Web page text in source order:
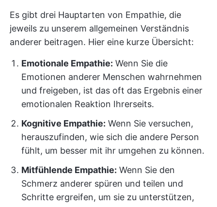
Es gibt drei Hauptarten von Empathie, die
jeweils zu unserem allgemeinen Verständnis
anderer beitragen. Hier eine kurze Übersicht:
Emotionale Empathie: Wenn Sie die
Emotionen anderer Menschen wahrnehmen
und freigeben, ist das oft das Ergebnis einer
emotionalen Reaktion Ihrerseits.
Kognitive Empathie: Wenn Sie versuchen,
herauszufinden, wie sich die andere Person
fühlt, um besser mit ihr umgehen zu können.
Mitfühlende Empathie: Wenn Sie den
Schmerz anderer spüren und teilen und
Schritte ergreifen, um sie zu unterstützen,